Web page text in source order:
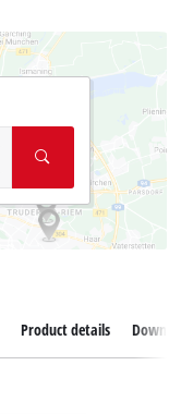
Product details